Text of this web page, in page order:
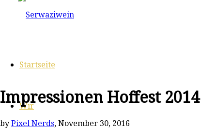
Startseite
Wir
Impressionen Hoffest 2014
byPixel Nerds, November 30, 2016